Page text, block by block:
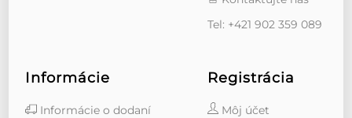
Tel: +421 902 359 089
Informácie
Informácie o dodaní
Registrácia
Môj účet